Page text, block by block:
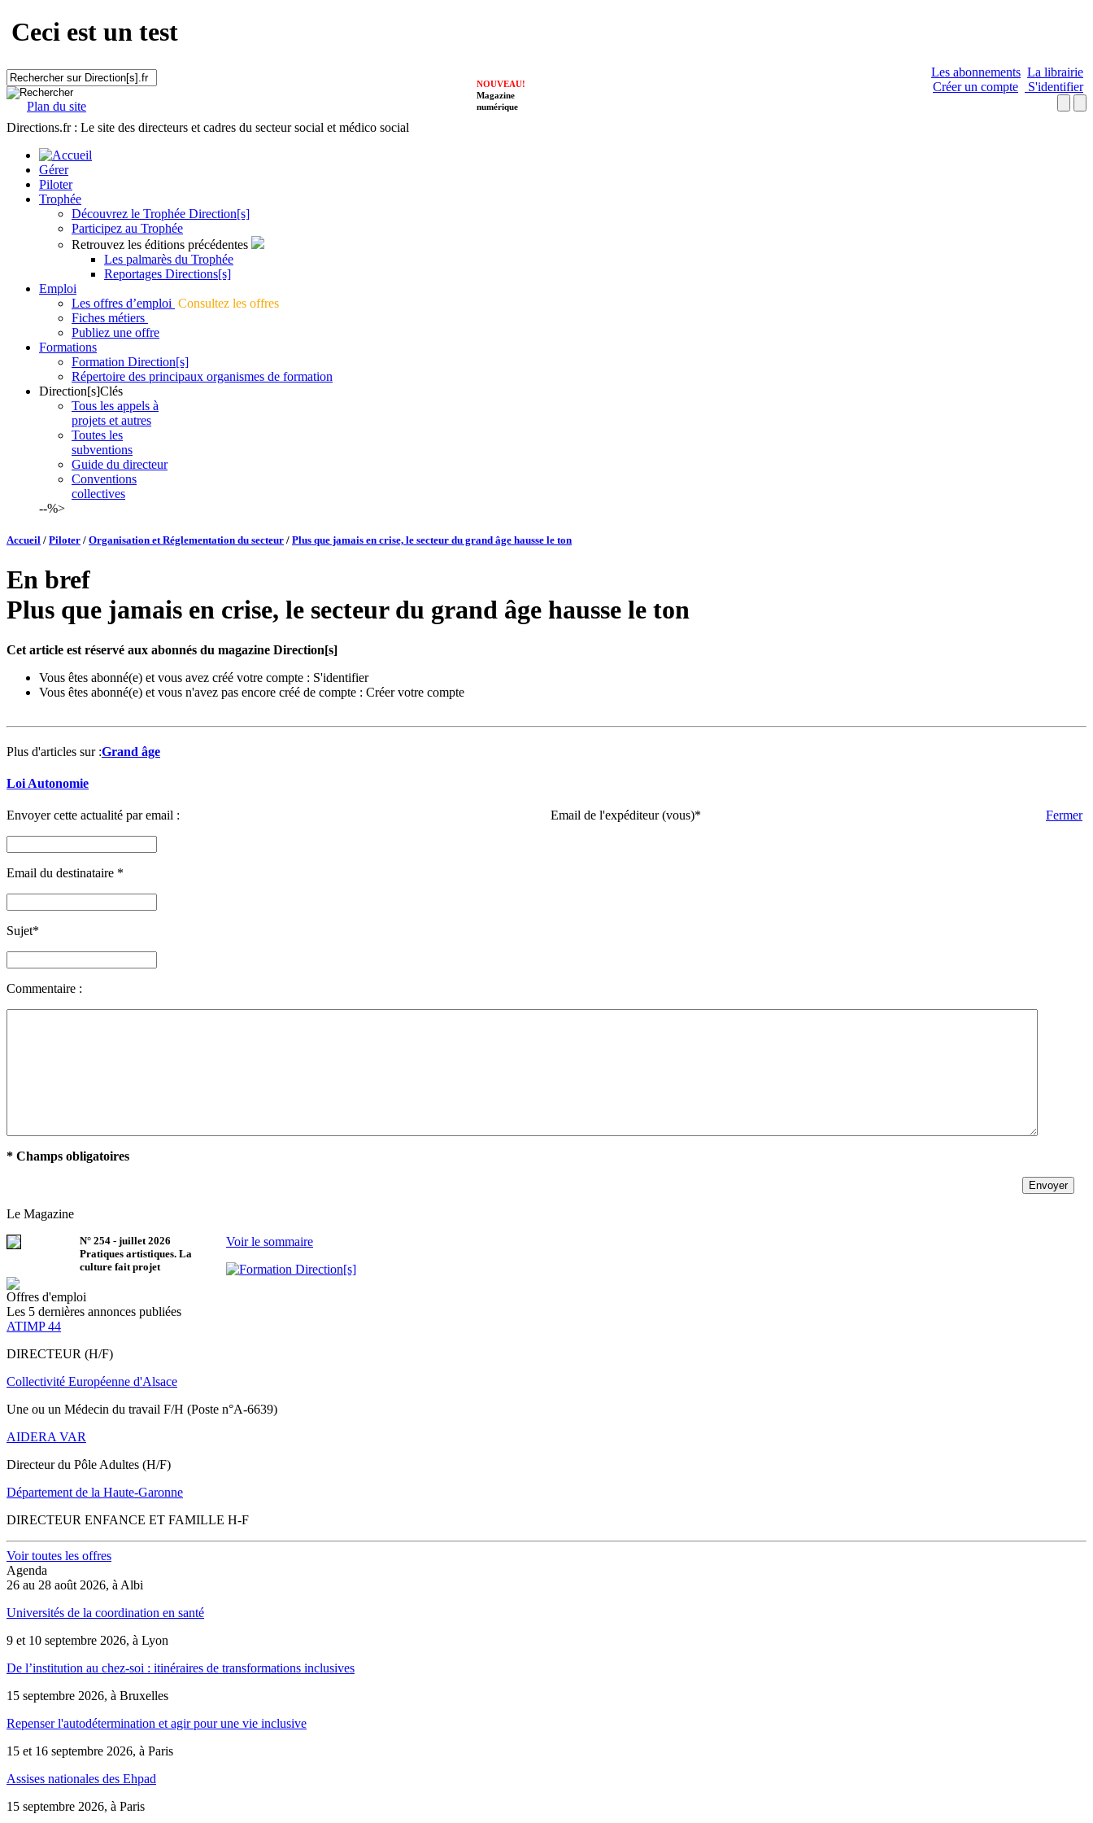
Ceci est un test
Plan du site
Les abonnements La librairie
Créer un compte
S'identifier
NOUVEAU!
Magazine
numérique
Directions.fr : Le site des directeurs et cadres du secteur social et médico social
Gérer
Piloter
Trophée
Découvrez le Trophée Direction[s]
Participez au Trophée
Retrouvez les éditions précédentes
Les palmarès du Trophée
Reportages Directions[s]
Emploi
Les offres d’emploi Consultez les offres
Fiches métiers
Publiez une offre
Formations
Formation Direction[s]
Répertoire des principaux organismes de formation
Direction[s]Clés
Tous les appels à
projets et autres
Toutes les
subventions
Guide du directeur
Conventions
collectives
--%>
Accueil / Piloter / Organisation et Réglementation du secteur / Plus que jamais en crise, le secteur du grand âge hausse le ton
En bref
Plus que jamais en crise, le secteur du grand âge hausse le ton
Cet article est réservé aux abonnés du magazine Direction[s]
Vous êtes abonné(e) et vous avez créé votre compte : S'identifier
Vous êtes abonné(e) et vous n'avez pas encore créé de compte : Créer votre compte
Plus d'articles sur :Grand âge
Loi Autonomie
Envoyer cette actualité par email : Fermer
Email de l'expéditeur (vous)*
Email du destinataire *
Sujet*
Commentaire :
* Champs obligatoires
Le Magazine
N° 254 - juillet 2026
Pratiques artistiques. La
culture fait projet
Voir le sommaire
Offres d'emploi
Les 5 dernières annonces publiées
ATIMP 44
DIRECTEUR (H/F)
Collectivité Européenne d'Alsace
Une ou un Médecin du travail F/H (Poste n°A-6639)
AIDERA VAR
Directeur du Pôle Adultes (H/F)
Département de la Haute-Garonne
DIRECTEUR ENFANCE ET FAMILLE H-F
Voir toutes les offres
Agenda
26 au 28 août 2026, à Albi
Universités de la coordination en santé
9 et 10 septembre 2026, à Lyon
De l’institution au chez-soi : itinéraires de transformations inclusives
15 septembre 2026, à Bruxelles
Repenser l'autodétermination et agir pour une vie inclusive
15 et 16 septembre 2026, à Paris
Assises nationales des Ehpad
15 septembre 2026, à Paris